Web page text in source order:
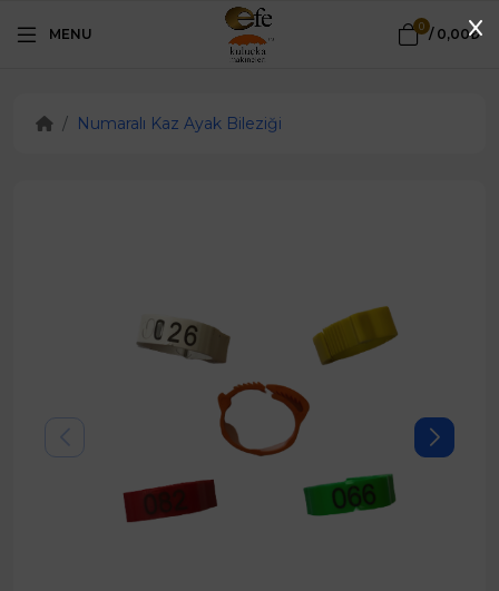
MENU 0 / 0,00₺
Numaralı Kaz Ayak Bileziği